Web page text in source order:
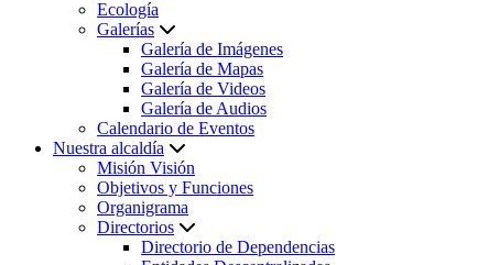
Ecología
Galerías
Galería de Imágenes
Galería de Mapas
Galería de Videos
Galería de Audios
Calendario de Eventos
Nuestra alcaldía
Misión Visión
Objetivos y Funciones
Organigrama
Directorios
Directorio de Dependencias